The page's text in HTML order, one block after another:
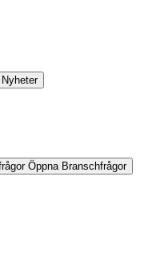
Öppna Branschfrågor